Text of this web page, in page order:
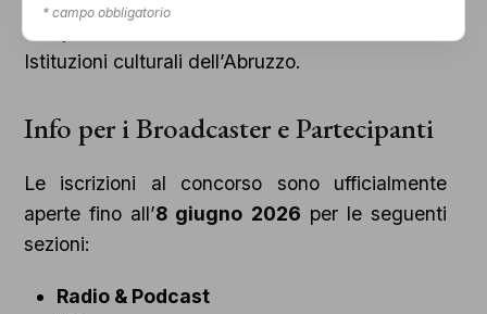
composta da studenti delle Università e delle
Istituzioni culturali dell’Abruzzo.
Info per i Broadcaster e Partecipanti
Le iscrizioni al concorso sono ufficialmente
aperte fino all’8 giugno 2026 per le seguenti
sezioni:
Radio & Podcast
* campo obbligatorio